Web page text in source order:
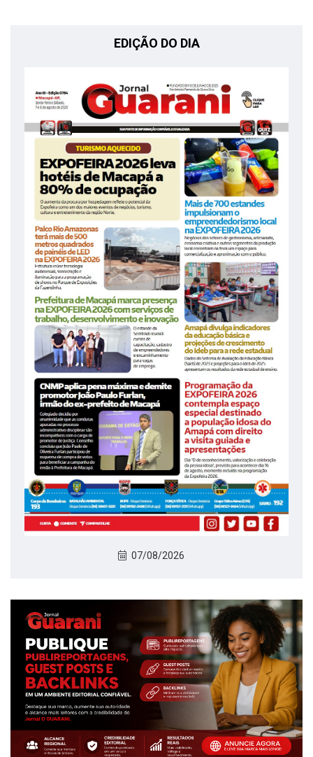
EDIÇÃO DO DIA
07/08/2026